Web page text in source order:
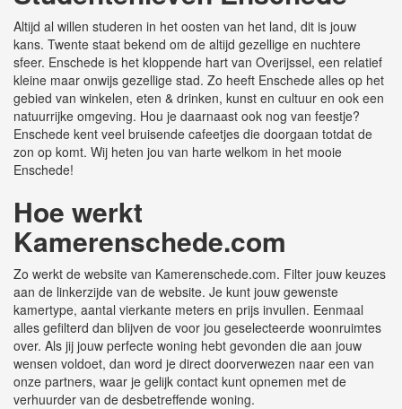
Altijd al willen studeren in het oosten van het land, dit is jouw
kans. Twente staat bekend om de altijd gezellige en nuchtere
sfeer. Enschede is het kloppende hart van Overijssel, een relatief
kleine maar onwijs gezellige stad. Zo heeft Enschede alles op het
gebied van winkelen, eten & drinken, kunst en cultuur en ook een
natuurrijke omgeving. Hou je daarnaast ook nog van feestje?
Enschede kent veel bruisende cafeetjes die doorgaan totdat de
zon op komt. Wij heten jou van harte welkom in het mooie
Enschede!
Hoe werkt
Kamerenschede.com
Zo werkt de website van Kamerenschede.com. Filter jouw keuzes
aan de linkerzijde van de website. Je kunt jouw gewenste
kamertype, aantal vierkante meters en prijs invullen. Eenmaal
alles gefilterd dan blijven de voor jou geselecteerde woonruimtes
over. Als jij jouw perfecte woning hebt gevonden die aan jouw
wensen voldoet, dan word je direct doorverwezen naar een van
onze partners, waar je gelijk contact kunt opnemen met de
verhuurder van de desbetreffende woning.